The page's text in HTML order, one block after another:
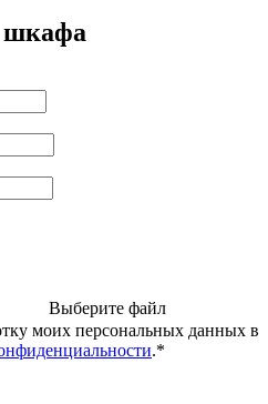
шкафа
Выберите файл
моих персональных данных в
.*